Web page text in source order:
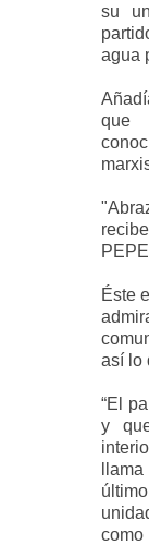
su
agua
que
Éste
así lo
“El
y